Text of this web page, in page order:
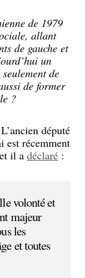
de 1979
allant
de gauche et
un
de
de former
?
député
est récemment
il a déclaré :
volonté et
majeur
les
et toutes